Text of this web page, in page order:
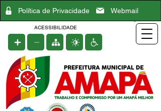
Política de Privacidade Webmail
ACESSIBILIDADE